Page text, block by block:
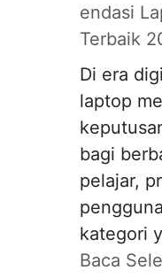
endasi
Terbaik
Di era
laptop
bagi
pelajar,
kategori
Baca